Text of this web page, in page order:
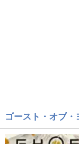
ゴースト・オブ・